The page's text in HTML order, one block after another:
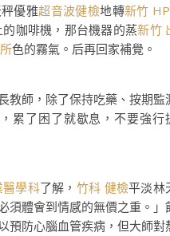
優雅超音波健檢地轉新竹
咖啡機，那台機器的蒸新竹
色的霧氣。后再回家補覺。
教師，除了保持吃藥、按期監
累了困了就歇息，不要強行
醫學科了解， 竹科 健檢平淡林
須體會到情感的無價之重。」
預防心腦血管疾病，但大師對